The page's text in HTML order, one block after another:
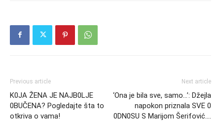
Previous article
K0JA ŽENA JE NAJB0LJE
0BUČENA? Pogledajte šta to
otkriva o vama!
Next article
‘Ona je bila sve, samo…’: Džejla
napokon priznala SVE 0
0DN0SU S Marijom Šerifović….